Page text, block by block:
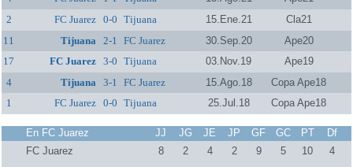
2
FC Juarez 0-0 Tijuana 15.Ene.21
Cla21
11
Tijuana 2-1 FC Juarez 30.Sep.20
Ape20
17
FC Juarez 3-0 Tijuana 03.Nov.19
Ape19
4
Tijuana 3-1 FC Juarez 15.Ago.18
Copa Ape18
1
FC Juarez 0-0 Tijuana 25.Jul.18 Copa Ape18
En FC Juarez JJ JG JE JP GF GC PT
Df
FC Juarez
8 2 4 2 9 5 10
4